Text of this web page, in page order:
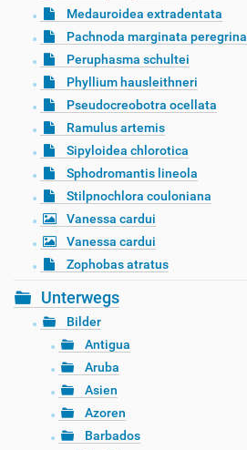
Medauroidea extradentata
Pachnoda marginata peregrina
Peruphasma schultei
Phyllium hausleithneri
Pseudocreobotra ocellata
Ramulus artemis
Sipyloidea chlorotica
Sphodromantis lineola
Stilpnochlora couloniana
Vanessa cardui
Vanessa cardui
Zophobas atratus
Unterwegs
Bilder
Antigua
Aruba
Asien
Azoren
Barbados